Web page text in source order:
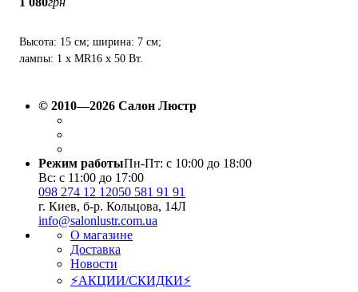
Высота: 15 см; ширина: 7 см;
лампы: 1 x MR16 х 50 Вт.
© 2010—2026 Салон Люстр
Режим работыПн-Пт: с 10:00 до 18:00
Вс: с 11:00 до 17:00
098 274 12 12050 581 91 91
г. Киев, б-р. Кольцова, 14Л
info@salonlustr.com.ua
О магазине
Доставка
Новости
⚡АКЦИИ/СКИДКИ⚡